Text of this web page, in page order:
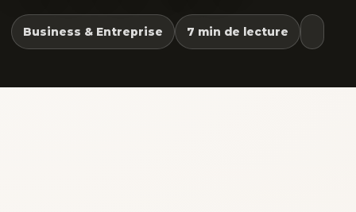
Business & Entreprise 7 min de lecture